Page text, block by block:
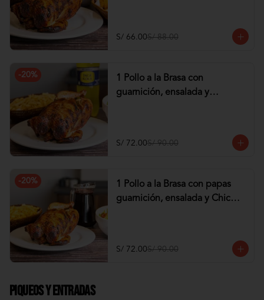
S/ 66.00S/ 88.00
-20%
1 Pollo a la Brasa con
guarnición, ensalada y
S/ 72.00S/ 90.00
-20%
1 Pollo a la Brasa con papas
guarnición, ensalada y Chicha
S/ 72.00S/ 90.00
Piqueos y Entradas